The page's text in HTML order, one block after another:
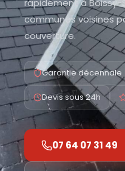
rapidement à
communes voisines
couverture.
Garantie décennale
Devis sous 24h
07 64 07 31 49